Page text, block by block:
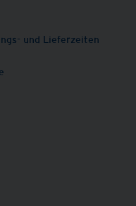
und Lieferzeiten